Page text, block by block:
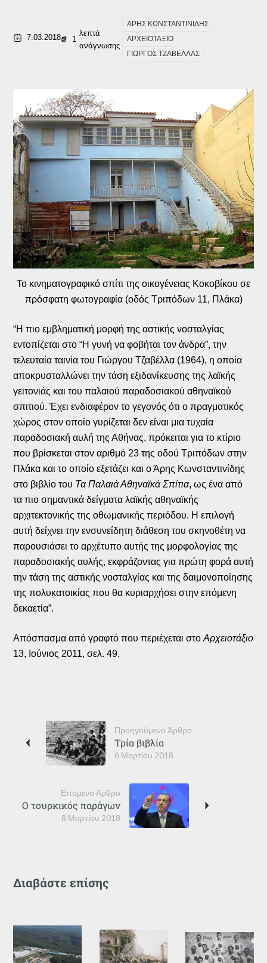
7.03.2018 1
λεπτά
ανάγνωσης
ΑΡΗΣ ΚΩΝΣΤΑΝΤΙΝΙΔΗΣ
ΑΡΧΕΙΟΤΑΞΙΟ
ΓΙΩΡΓΟΣ ΤΖΑΒΕΛΛΑΣ
Το κινηματογραφικό σπίτι της οικογένειας Κοκοβίκου σε
πρόσφατη φωτογραφία (οδός Τριπόδων 11, Πλάκα)
“Η πιο εμβληματική μορφή της αστικής νοσταλγίας
εντοπίζεται στο “Η γυνή να φοβήται τον άνδρα”, την
τελευταία ταινία του Γιώργου Τζαβέλλα (1964), η οποία
αποκρυσταλλώνει την τάση εξιδανίκευσης της λαϊκής
γειτονιάς και του παλαιού παραδοσιακού αθηναϊκού
σπιτιού. Έχει ενδιαφέρον το γεγονός ότι ο πραγματικός
χώρος στον οποίο γυρίζεται δεν είναι μια τυχαία
παραδοσιακή αυλή της Αθήνας, πρόκειται για το κτίριο
που βρίσκεται στον αριθμό 23 της οδού Τριπόδων στην
Πλάκα και το οποίο εξετάζει και ο Άρης Κωνσταντινίδης
στο βιβλίο του Τα Παλαιά Αθηναϊκά Σπίτια, ως ένα από
τα πιο σημαντικά δείγματα λαϊκής αθηναϊκής
αρχιτεκτονικής της οθωμανικής περιόδου. Η επιλογή
αυτή δείχνει την ενσυνείδητη διάθεση του σκηνοθέτη να
παρουσιάσει το αρχέτυπο αυτής της μορφολογίας της
παραδοσιακής αυλής, εκφράζοντας για πρώτη φορά αυτή
την τάση της αστικής νοσταλγίας και της δαιμονοποίησης
της πολυκατοικίας που θα κυριαρχήσει στην επόμενη
δεκαετία”.
Απόσπασμα από γραφτό που περιέχεται στοΑρχειοτάξιο
13, Ιούνιος 2011, σελ. 49.
Προηγούμενο Άρθρο
6 Μαρτίου 2018
Τρία βιβλία
Επόμενο Άρθρο
8 Μαρτίου 2018
Ο τουρκικός παράγων
Διαβάστε επίσης